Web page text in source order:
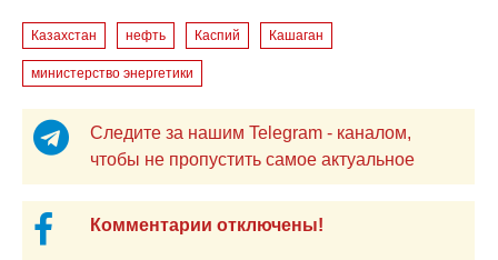
Казахстан нефть Каспий Кашаган
министерство энергетики
Следите за нашим Telegram - каналом,
чтобы не пропустить самое актуальное
Комментарии отключены!